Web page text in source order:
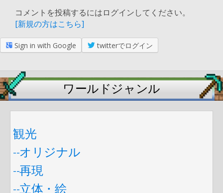
コメントを投稿するにはログインしてください。
[新規の方はこちら]
Sign in with Google twitterでログイン
ワールドジャンル
観光
--オリジナル
--再現
--立体・絵